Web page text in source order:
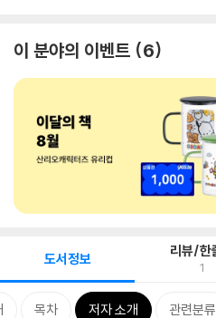
이 분야의 이벤트 6
도서정보 리뷰/한
1
목차 저자 소개 관련분류